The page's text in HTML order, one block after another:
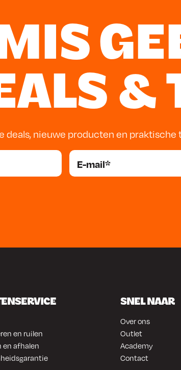
&
deals, nieuwe producten en praktische
en ruilen
en afhalen
SNEL NAAR
Over ons
Outlet
Academy
Contact